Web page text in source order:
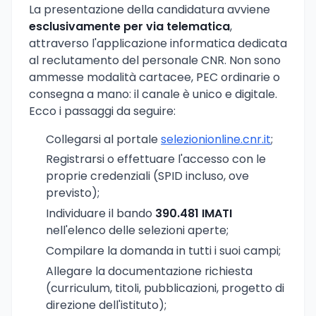
La presentazione della candidatura avviene
esclusivamente per via telematica,
attraverso l'applicazione informatica dedicata
al reclutamento del personale CNR. Non sono
ammesse modalità cartacee, PEC ordinarie o
consegna a mano: il canale è unico e digitale.
Ecco i passaggi da seguire:
Collegarsi al portaleselezionionline.cnr.it;
Registrarsi o effettuare l'accesso con le
proprie credenziali (SPID incluso, ove
previsto);
Individuare il bando 390.481 IMATI
nell'elenco delle selezioni aperte;
Compilare la domanda in tutti i suoi campi;
Allegare la documentazione richiesta
(curriculum, titoli, pubblicazioni, progetto di
direzione dell'istituto);